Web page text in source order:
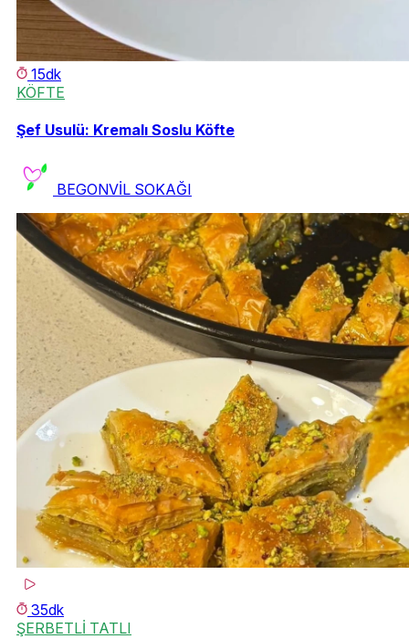
15dk
KÖFTE
Şef Usulü: Kremalı Soslu Köfte
BEGONVİL SOKAĞI
35dk
ŞERBETLİ TATLI